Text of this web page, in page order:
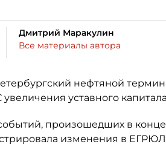
Дмитрий Маракулин
Все материалы автора
нефтяной
уставного
произошедших в
изменения в